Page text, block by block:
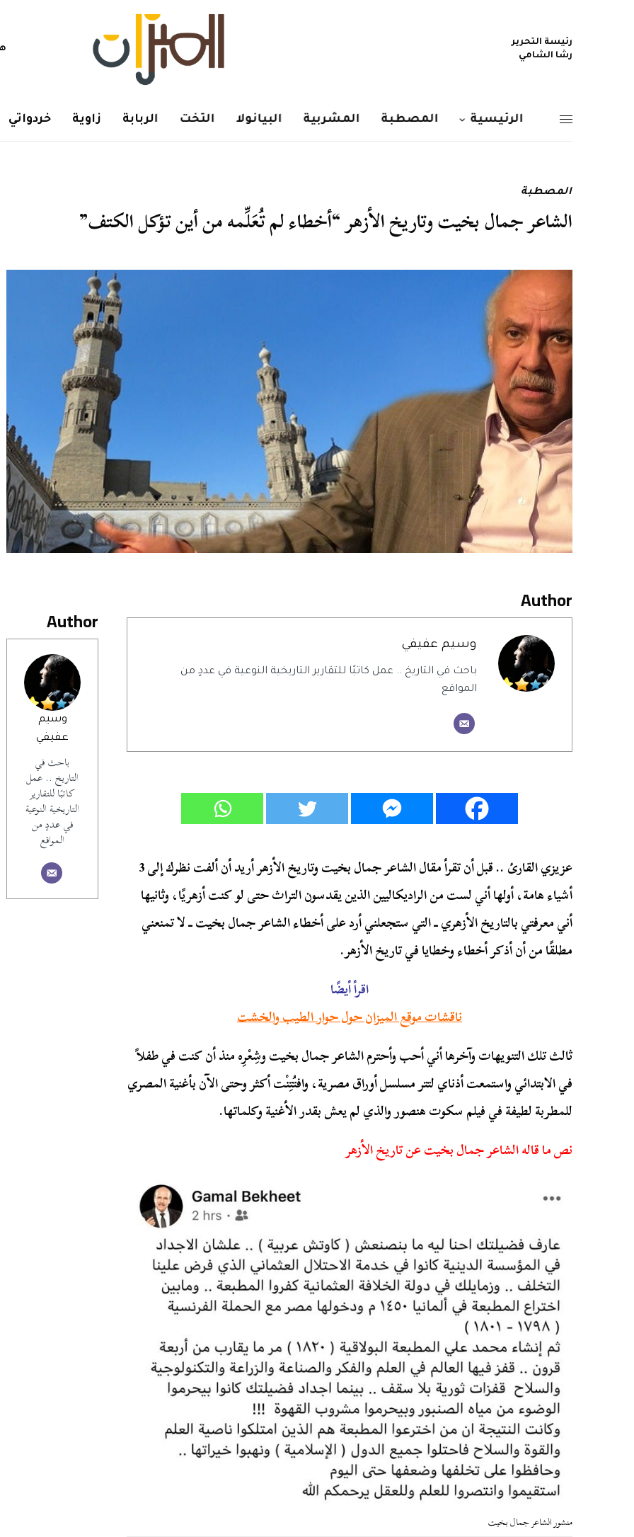
رئيسة التحرير
رشا الشامي
الرئيسية المصطبة المشربية البيانولا التخت الربابة زاوية خردواتي
المصطبة
الشاعر جمال بخيت وتاريخ الأزهر “أخطاء لم تُعَلِّمه من أين تؤكل الكتف”
Author
وسيم
عفيفي
باحث في
التاريخ .. عمل
كاتبًا للتقارير
التاريخية النوعية
في عددٍ من
المواقع
Author
وسيم عفيفي
باحث في التاريخ .. عمل كاتبًا للتقارير التاريخية النوعية في عددٍ من
المواقع
عزيزي القارئ .. قبل أن تقرأ مقال الشاعر جمال بخيت وتاريخ الأزهر أريد أن ألفت نظرك إلى 3
أشياء هامة، أولها أني لست من الراديكاليين الذين يقدسون التراث حتى لو كنت أزهريًا، وثانيها
أني معرفتي بالتاريخ الأزهري ــ التي ستجعلني أرد على أخطاء الشاعر جمال بخيت ــ لا تمنعني
مطلقًا من أن أذكر أخطاء وخطايا في تاريخ الأزهر.
اقرأ أيضًا
ناقشات موقع الميزان حول حوار الطيب والخشت
ثالث تلك التنويهات وآخرها أني أحب وأحترم الشاعر جمال بخيت وشِعْرِه منذ أن كنت في طفلاً
في الابتدائي واستمعت أذناي لتتر مسلسل أوراق مصرية، وافتُتِنْت أكثر وحتى الآن بأغنية المصري
للمطربة لطيفة في فيلم سكوت هنصور والذي لم يعش بقدر الأغنية وكلماتها.
نص ما قاله الشاعر جمال بخيت عن تاريخ الأزهر
منشور الشاعر جمال بخيت